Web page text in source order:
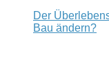
Der
Bau ändern?